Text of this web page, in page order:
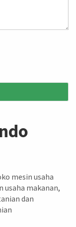
mesin usaha
usaha makanan,
dan